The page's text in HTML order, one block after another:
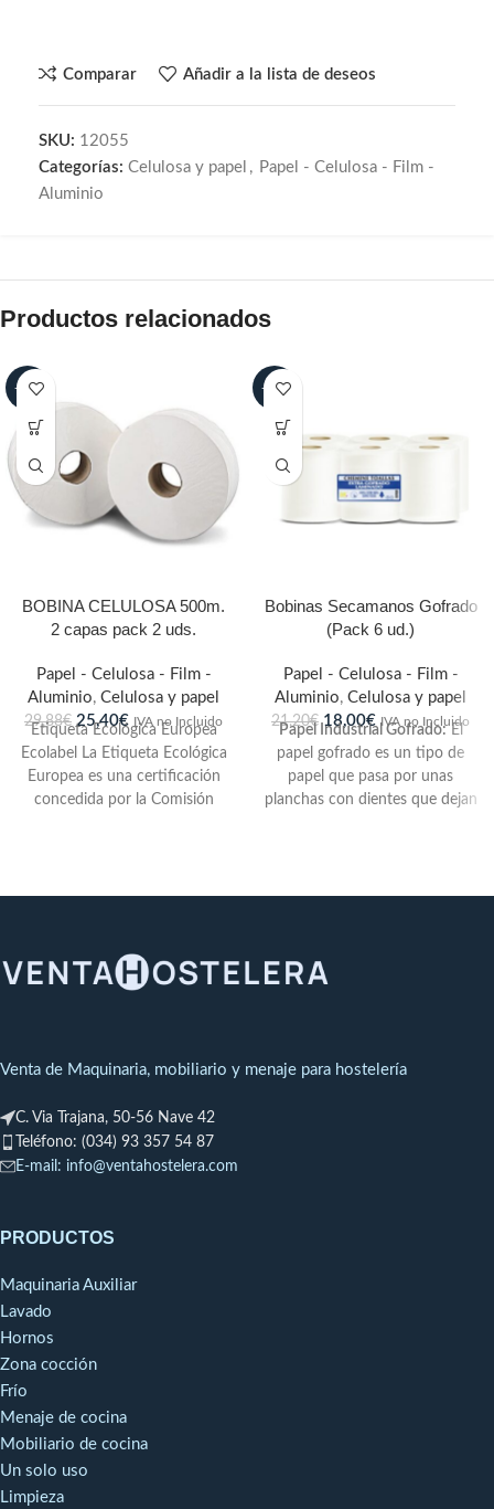
Comparar Añadir a la lista de deseos
SKU: 12055
Categorías: Celulosa y papel , Papel - Celulosa - Film -
Aluminio
Productos relacionados
-15%
BOBINA CELULOSA 500m.
2 capas pack 2 uds.
Papel - Celulosa - Film -
Aluminio, Celulosa y papel
29,88€ 25,40€ IVA no Incluido
Etiqueta Ecológica Europea
Ecolabel La Etiqueta Ecológica
Europea es una certificación
concedida por la Comisión
-15%
Bobinas Secamanos Gofrado
(Pack 6 ud.)
Papel - Celulosa - Film -
Aluminio, Celulosa y papel
21,20€ 18,00€ IVA no Incluido
Papel Industrial Gofrado:El
papel gofrado es un tipo de
papel que pasa por unas
planchas con dientes que dejan
papel.
Acabado
Mandril extraible
Venta de Maquinaria, mobiliario y menaje para hostelería
C. Via Trajana, 50-56 Nave 42
Teléfono: (034) 93 357 54 87
E-mail: info@ventahostelera.com
PRODUCTOS
Maquinaria Auxiliar
Lavado
Hornos
Zona cocción
Frío
Menaje de cocina
Mobiliario de cocina
Un solo uso
Limpieza